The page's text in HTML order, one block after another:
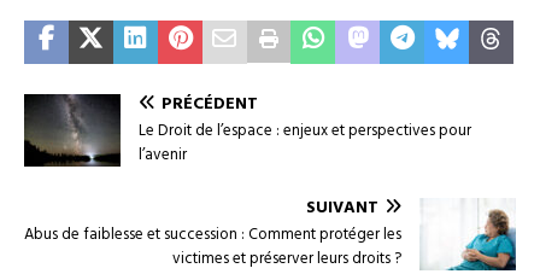
PRÉCÉDENT
Le Droit de l’espace : enjeux et perspectives pour
l’avenir
SUIVANT
Abus de faiblesse et succession : Comment protéger les
victimes et préserver leurs droits ?